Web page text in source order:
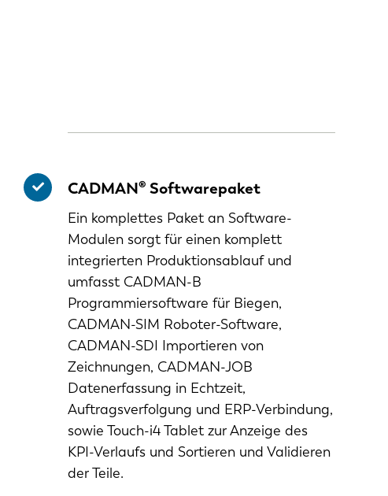
CADMAN® Softwarepaket
Ein komplettes Paket an Software-
Modulen sorgt für einen komplett
integrierten Produktionsablauf und
umfasst CADMAN-B
Programmiersoftware für Biegen,
CADMAN-SIM Roboter-Software,
CADMAN-SDI Importieren von
Zeichnungen, CADMAN-JOB
Datenerfassung in Echtzeit,
Auftragsverfolgung und ERP-Verbindung,
sowie Touch-i4 Tablet zur Anzeige des
KPI-Verlaufs und Sortieren und Validieren
der Teile.